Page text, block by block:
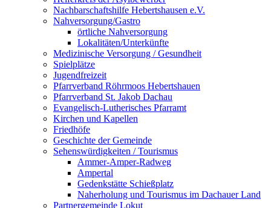
Nachbarschaftshilfe Hebertshausen e.V.
Nahversorgung/Gastro
örtliche Nahversorgung
Lokalitäten/Unterkünfte
Medizinische Versorgung / Gesundheit
Spielplätze
Jugendfreizeit
Pfarrverband Röhrmoos Hebertshauen
Pfarrverband St. Jakob Dachau
Evangelisch-Lutherisches Pfarramt
Kirchen und Kapellen
Friedhöfe
Geschichte der Gemeinde
Sehenswürdigkeiten / Tourismus
Ammer-Amper-Radweg
Ampertal
Gedenkstätte Schießplatz
Naherholung und Tourismus im Dachauer Land
Partnergemeinde Lokut